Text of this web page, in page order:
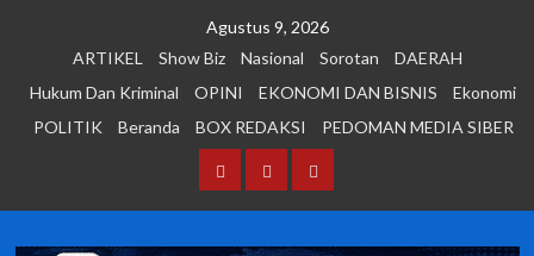
Agustus 9, 2026
ARTIKEL
Show Biz Nasional Sorotan
DAERAH
Hukum Dan Kriminal
OPINI EKONOMI DAN BISNIS
Ekonomi
POLITIK
Beranda BOX REDAKSI PEDOMAN MEDIA SIBER
BerandaBOX PEDOMAN